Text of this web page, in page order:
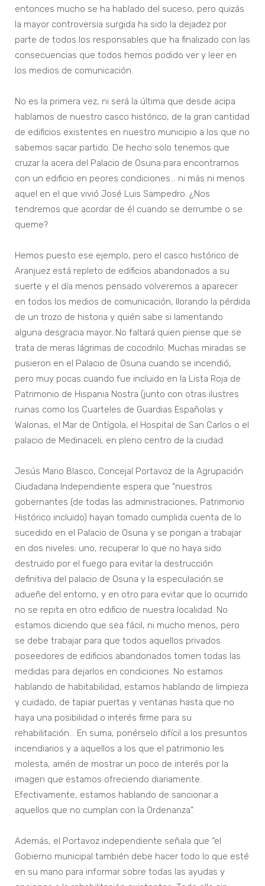
entonces mucho se ha hablado del suceso, pero quizás
la mayor controversia surgida ha sido la dejadez por
parte de todos los responsables que ha finalizado con las
consecuencias que todos hemos podido ver y leer en
los medios de comunicación.
No es la primera vez, ni será la última que desde acipa
hablamos de nuestro casco histórico, de la gran cantidad
de edificios existentes en nuestro municipio a los que no
sabemos sacar partido. De hecho solo tenemos que
cruzar la acera del Palacio de Osuna para encontrarnos
con un edificio en peores condiciones… ni más ni menos
aquel en el que vivió José Luis Sampedro. ¿Nos
tendremos que acordar de él cuando se derrumbe o se
queme?
Hemos puesto ese ejemplo, pero el casco histórico de
Aranjuez está repleto de edificios abandonados a su
suerte y el día menos pensado volveremos a aparecer
en todos los medios de comunicación, llorando la pérdida
de un trozo de historia y quién sabe si lamentando
alguna desgracia mayor. No faltará quien piense que se
trata de meras lágrimas de cocodrilo. Muchas miradas se
pusieron en el Palacio de Osuna cuando se incendió,
pero muy pocas cuando fue incluido en la Lista Roja de
Patrimonio de Hispania Nostra (junto con otras ilustres
ruinas como los Cuarteles de Guardias Españolas y
Walonas, el Mar de Ontígola, el Hospital de San Carlos o el
palacio de Medinaceli, en pleno centro de la ciudad.
Jesús Mario Blasco, Concejal Portavoz de la Agrupación
Ciudadana Independiente espera que “nuestros
gobernantes (de todas las administraciones, Patrimonio
Histórico incluido) hayan tomado cumplida cuenta de lo
sucedido en el Palacio de Osuna y se pongan a trabajar
en dos niveles: uno, recuperar lo que no haya sido
destruido por el fuego para evitar la destrucción
definitiva del palacio de Osuna y la especulación se
adueñe del entorno, y en otro para evitar que lo ocurrido
no se repita en otro edificio de nuestra localidad. No
estamos diciendo que sea fácil, ni mucho menos, pero
se debe trabajar para que todos aquellos privados
poseedores de edificios abandonados tomen todas las
medidas para dejarlos en condiciones. No estamos
hablando de habitabilidad, estamos hablando de limpieza
y cuidado, de tapiar puertas y ventanas hasta que no
haya una posibilidad o interés firme para su
rehabilitación… En suma, ponérselo difícil a los presuntos
incendiarios y a aquellos a los que el patrimonio les
molesta, amén de mostrar un poco de interés por la
imagen que estamos ofreciendo diariamente.
Efectivamente, estamos hablando de sancionar a
aquellos que no cumplan con la Ordenanza”.
Además, el Portavoz independiente señala que “el
Gobierno municipal también debe hacer todo lo que esté
en su mano para informar sobre todas las ayudas y